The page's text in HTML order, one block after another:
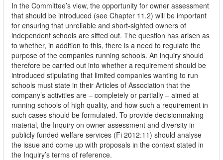
In the Committee’s view, the opportunity for owner assessment
that should be introduced (see Chapter 11.2) will be important
for ensuring that unreliable and short-sighted owners of
independent schools are sifted out. The question has arisen as
to whether, in addition to this, there is a need to regulate the
purpose of the companies running schools. An inquiry should
therefore be carried out into whether a requirement should be
introduced stipulating that limited companies wanting to run
schools must state in their Articles of Association that the
company’s activities are – completely or partially – aimed at
running schools of high quality, and how such a requirement in
such cases should be formulated. To provide decisionmaking
material, the Inquiry on owner assessment and diversity in
publicly funded welfare services (Fi 2012:11) should analyse
the issue and come up with proposals in the context stated in
the Inquiry’s terms of reference.